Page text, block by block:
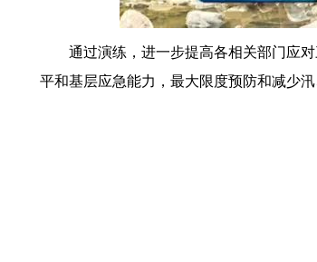
通过演练，进一步提高各相关部门应对
平和基层应急能力，最大限度预防和减少